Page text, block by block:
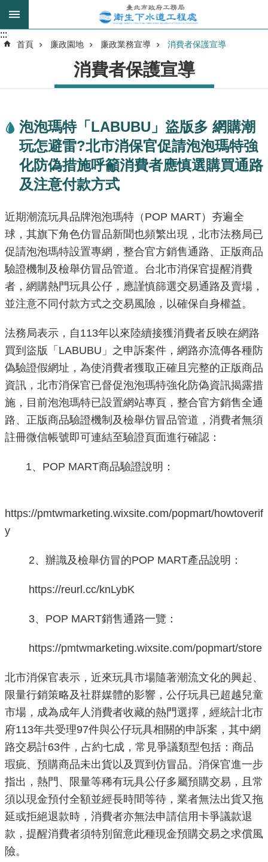
跳到主要內容區塊
進
我
的
身
分
是
公
告
訊
息
機
關
紹
業
務
資
政
開
為
民
服
務
網
站
導
覽
回
:::
:::
首頁 廉政園地 廉政業務宣導 消費者保護宣導
消費者保護宣導
泡泡瑪特「LABUBU」盜版多 網購潮
玩怎避雷?北市消保官促請泡泡瑪特強
化防偽措施呼籲消費者應慎選購買通路
及注意付款方式
近期潮流玩具品牌泡泡瑪特（POP MART）夯遍全
球，其旗下角色仿冒品新聞也頻繁出現，北市法務局已
促請泡泡瑪特設置專網，整合官方銷售通路、正版商品
驗證機制及檢舉仿冒品管道。台北市消保官提醒消費
者，網購熱門玩具公仔，應謹慎篩選交易通路及賣場，
並注意不同付款方式之交易風險，以確保自身權益。
法務局表示，自113年以來陸續接獲消費者反映在網路
買到盜版「LABUBU」之申訴案件，網路亦流傳各種防
偽驗證假網址，為使消費者獲取正確且完整的正版商品
資訊，北市消保官已督促泡泡瑪特強化防偽資訊揭露措
施，目前泡泡瑪特已設置網站專頁，整合官方銷售全通
路、正版商品驗證機制及檢舉仿冒品管道，消費者無須
註冊微信帳號即可連結至驗證頁面進行確認：
1、POP MART商品驗證說明：
https://pmtwmarketing.wixsite.com/popmart/howtoverif
y
2、辦識及檢舉仿冒的POP MART產品說明：
https://reurl.cc/knLybK
3、POP MART銷售通路一覽：
https://pmtwmarketing.wixsite.com/popmart/store
北市消保官表示，近來玩具市場隨著潮流文化的興起、
限量行銷策略及社群媒體的影響，公仔玩具已超越兒童
市場，成為成年人消費者收藏的熱門選擇，經統計北市
府113年共受理97件與公仔玩具相關的申訴案，其中網
路交易計63件，占約七成，常見爭議類型包括：商品
瑕疵、預購商品未出貨以及買到仿冒品。消保官進一步
指出，熱門、限量等稀有玩具公仔多屬預購交易，且常
須以現金預付全額並經長時間等待，業者無法出貨又拖
延或拒絕退款時，消費者亦無法申請信用卡爭議款退
款，提醒消費者須特別留意此種現金預購交易之求償風
險。